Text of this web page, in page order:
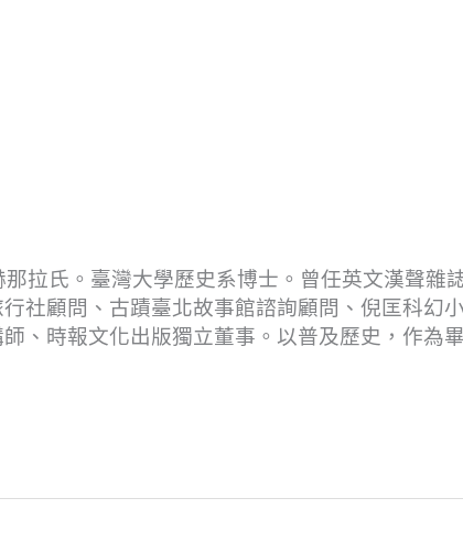
拉氏。臺灣大學歷史系博士。曾任英文漢聲雜
社顧問、古蹟臺北故事館諮詢顧問、倪匡科幻
、時報文化出版獨立董事。以普及歷史，作為